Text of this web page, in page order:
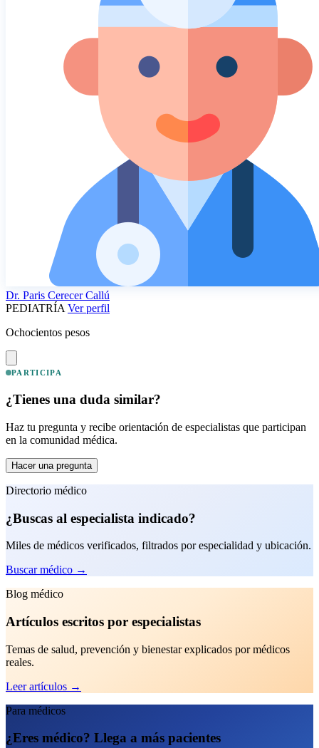
Dr. Paris Cerecer Callú
PEDIATRÍA Ver perfil
Ochocientos pesos
PARTICIPA
¿Tienes una duda similar?
Haz tu pregunta y recibe orientación de especialistas que participan
en la comunidad médica.
Hacer una pregunta
Directorio médico
¿Buscas al especialista indicado?
Miles de médicos verificados, filtrados por especialidad y ubicación.
Buscar médico →
Blog médico
Artículos escritos por especialistas
Temas de salud, prevención y bienestar explicados por médicos
reales.
Leer artículos →
Para médicos
¿Eres médico? Llega a más pacientes